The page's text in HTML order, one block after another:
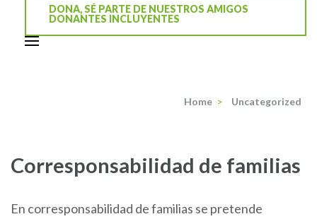
DONA, SÉ PARTE DE NUESTROS AMIGOS
DONANTES INCLUYENTES
Home > Uncategorized
Corresponsabilidad de familias
En corresponsabilidad de familias se pretende